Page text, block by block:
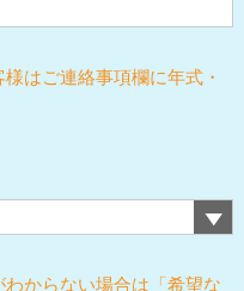
はご連絡事項欄に年式・
からない場合は「希望な